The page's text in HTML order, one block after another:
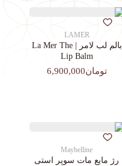
LAMER
بالم لب لامر | La Mer The
Lip Balm
تومان6,900,000
Maybelline
رژ مایع مات سوپر استی‌